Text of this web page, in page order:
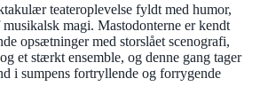
teateroplevelse fyldt med humor,
musikalsk magi. Mastodonterne er kendt
opsætninger med storslået scenografi,
et stærkt ensemble, og denne gang tager
i sumpens fortryllende og forrygende